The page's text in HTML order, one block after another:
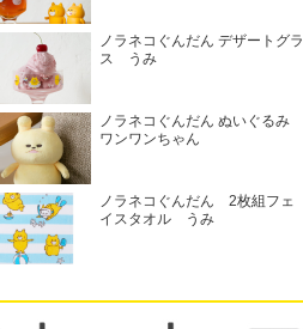
ノラネコぐんだん デザートグラ
ス うみ
ノラネコぐんだん ぬいぐるみ
ワンワンちゃん
ノラネコぐんだん 2枚組フェ
イスタオル うみ